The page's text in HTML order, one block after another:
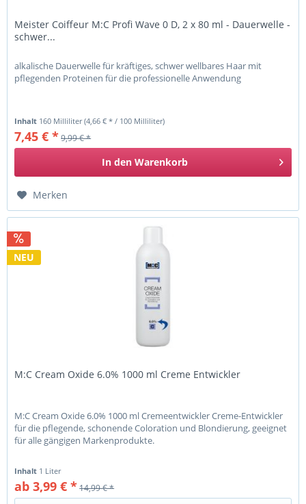
Meister Coiffeur M:C Profi Wave 0 D, 2 x 80 ml - Dauerwelle -
schwer...
alkalische Dauerwelle für kräftiges, schwer wellbares Haar mit
pflegenden Proteinen für die professionelle Anwendung
Inhalt 160 Milliliter(4,66 € * / 100 Milliliter)
7,45 € *9,99 € *
In den Warenkorb
Merken
NEU
M:C Cream Oxide 6.0% 1000 ml Creme Entwickler
M:C Cream Oxide 6.0% 1000 ml Cremeentwickler Creme-Entwickler
für die pflegende, schonende Coloration und Blondierung, geeignet
für alle gängigen Markenprodukte.
Inhalt 1 Liter
ab 3,99 € *14,99 € *